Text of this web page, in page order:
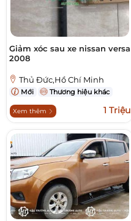
Giảm xóc sau xe nissan versa
2008
Thủ Đức,Hồ Chí Minh
Mới Thương hiệu khác
Xem thêm 1 Triệu